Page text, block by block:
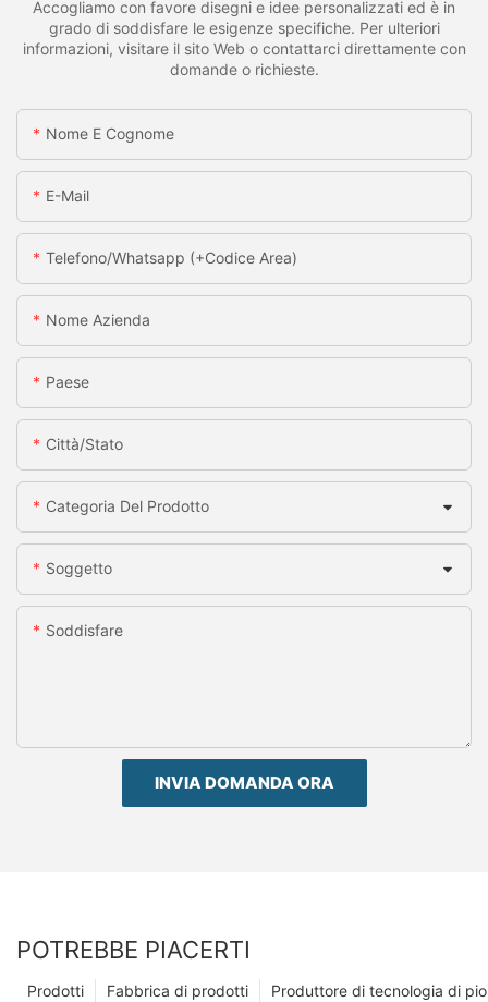
Accogliamo con favore disegni e idee personalizzati ed è in
grado di soddisfare le esigenze specifiche. Per ulteriori
informazioni, visitare il sito Web o contattarci direttamente con
domande o richieste.
Nome E Cognome
E-Mail
Telefono/whatsapp (+codice Area)
Nome Azienda
Paese
Città/stato
Categoria Del Prodotto
Soggetto
Soddisfare
INVIA DOMANDA ORA
POTREBBE PIACERTI
Produttore di tecnologia di
Fabbrica di prodotti
Prodotti